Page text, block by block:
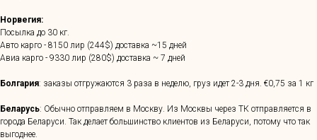
Норвегия:
Посылка до 30 кг.
Авто карго - 8150 лир (244$) доставка ~15 дней
Авиа карго - 9330 лир (280$) доставка ~ 7 дней
Болгария: заказы отгружаются 3 раза в неделю, груз идет 2-3 дня. €0,75 за 1 кг
Беларусь: Обычно отправляем в Москву. Из Москвы через ТК отправляется в
города Беларуси. Так делает большинство клиентов из Беларуси, потому что так
выгоднее.